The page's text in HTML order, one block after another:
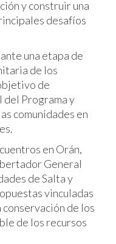
y construir una
desafíos
una etapa de
de los
de
Programa y
comunidades en
en Orán,
General
de Salta y
vinculadas
de los
de los recursos